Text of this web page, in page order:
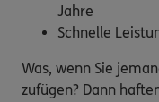
Jahre
Schnelle
Was, wenn Sie
zufügen? Dann